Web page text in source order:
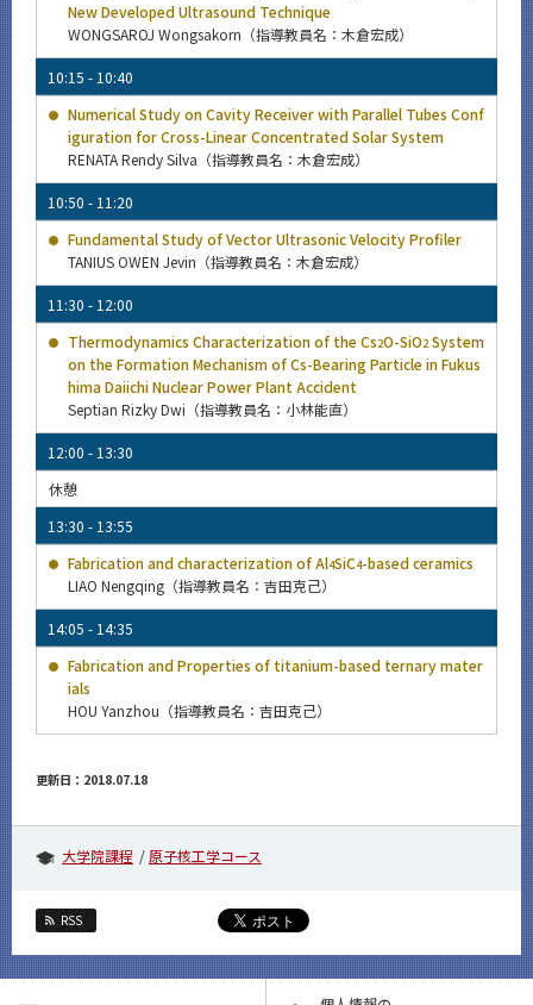
New Developed Ultrasound Technique
WONGSAROJ Wongsakorn（指導教員名：木倉宏成）
10:15 - 10:40
Numerical Study on Cavity Receiver with Parallel Tubes Conf
iguration for Cross-Linear Concentrated Solar System
RENATA Rendy Silva（指導教員名：木倉宏成）
10:50 - 11:20
Fundamental Study of Vector Ultrasonic Velocity Profiler
TANIUS OWEN Jevin（指導教員名：木倉宏成）
11:30 - 12:00
Thermodynamics Characterization of the Cs2O-SiO2 System
on the Formation Mechanism of Cs-Bearing Particle in Fukus
hima Daiichi Nuclear Power Plant Accident
Septian Rizky Dwi（指導教員名：小林能直）
12:00 - 13:30
休憩
13:30 - 13:55
Fabrication and characterization of Al4SiC4-based ceramics
LIAO Nengqing（指導教員名：吉田克己）
14:05 - 14:35
Fabrication and Properties of titanium-based ternary mater
ials
HOU Yanzhou（指導教員名：吉田克己）
更新日：2018.07.18
大学院課程 原子核工学コース
RSS